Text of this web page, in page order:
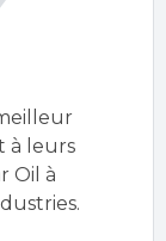
à leurs
Oil à